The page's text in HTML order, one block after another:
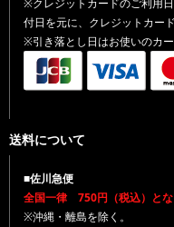
※クレジットカードのご利用
付日を元に、クレジットカー
※引き落とし日はお使いのカー
送料について
■佐川急便
全国一律 750円（税込）とな
※沖縄・離島を除く。